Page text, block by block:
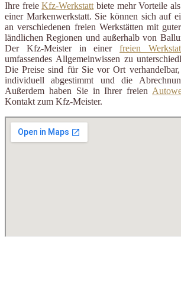
Ihre freieKfz-Werkstattbiete mehr Vorteile
einer Markenwerkstatt. Sie können sich auf
an verschiedenen freien Werkstätten mit
ländlichen Regionen und außerhalb von
Der Kfz-Meister in einer freien
umfassendes Allgemeinwissen zu
Die Preise sind für Sie vor Ort
individuell abgestimmt und die
Außerdem haben Sie in Ihrer freien
Kontakt zum Kfz-Meister.